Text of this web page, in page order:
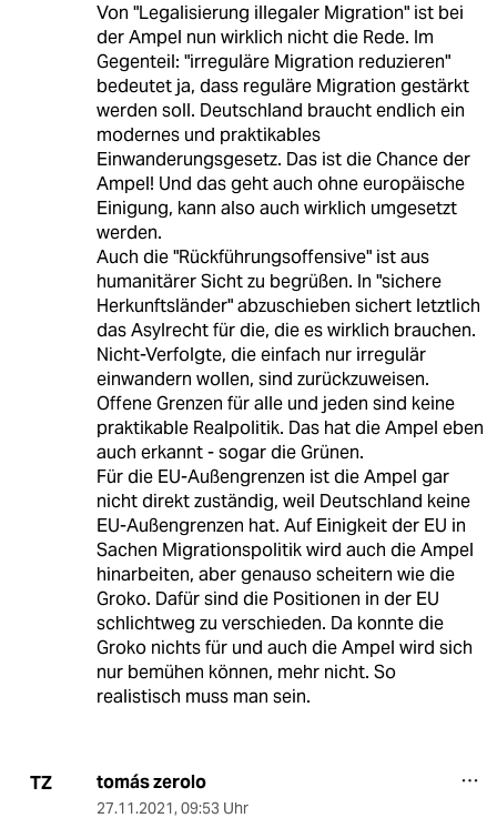
Von "Legalisierung illegaler Migration" ist bei
der Ampel nun wirklich nicht die Rede. Im
Gegenteil: "irreguläre Migration reduzieren"
bedeutet ja, dass reguläre Migration gestärkt
werden soll. Deutschland braucht endlich ein
modernes und praktikables
Einwanderungsgesetz. Das ist die Chance der
Ampel! Und das geht auch ohne europäische
Einigung, kann also auch wirklich umgesetzt
werden.
Auch die "Rückführungsoffensive" ist aus
humanitärer Sicht zu begrüßen. In "sichere
Herkunftsländer" abzuschieben sichert letztlich
das Asylrecht für die, die es wirklich brauchen.
Nicht-Verfolgte, die einfach nur irregulär
einwandern wollen, sind zurückzuweisen.
Offene Grenzen für alle und jeden sind keine
praktikable Realpolitik. Das hat die Ampel eben
auch erkannt - sogar die Grünen.
Für die EU-Außengrenzen ist die Ampel gar
nicht direkt zuständig, weil Deutschland keine
EU-Außengrenzen hat. Auf Einigkeit der EU in
Sachen Migrationspolitik wird auch die Ampel
hinarbeiten, aber genauso scheitern wie die
Groko. Dafür sind die Positionen in der EU
schlichtweg zu verschieden. Da konnte die
Groko nichts für und auch die Ampel wird sich
nur bemühen können, mehr nicht. So
realistisch muss man sein.
TZ tomás zerolo
27.11.2021, 09:53 Uhr